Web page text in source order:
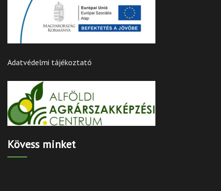
Adatvédelmi tájékoztató
Kövess minket